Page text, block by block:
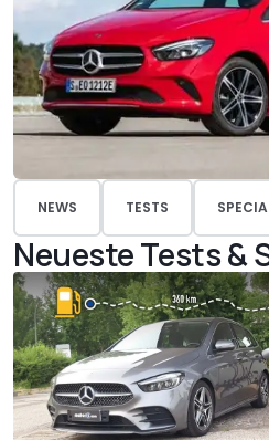
NEWS TESTS
Neueste Tests &